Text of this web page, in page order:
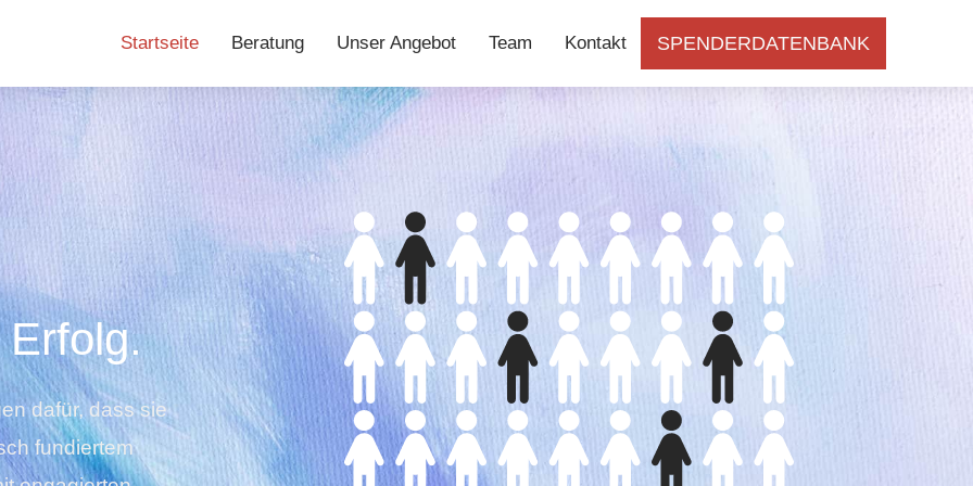
Startseite Beratung Unser Angebot Team Kontakt SPENDERDATENBANK
dafür, dass sie
fundiertem